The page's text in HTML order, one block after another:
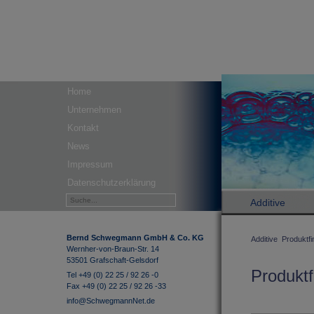
Home
Unternehmen
Kontakt
News
Impressum
Datenschutzerklärung
Bernd Schwegmann GmbH & Co. KG
Wernher-von-Braun-Str. 14
53501 Grafschaft-Gelsdorf
Tel +49 (0) 22 25 / 92 26 -0
Fax +49 (0) 22 25 / 92 26 -33
info@SchwegmannNet.de
Additive
Additive